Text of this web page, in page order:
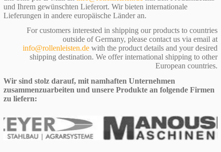
und Ihrem gewünschten Lieferort. Wir bieten internationale
Lieferungen in andere europäische Länder an.
For customers interested in shipping our products to countries
outside of Germany, please contact us via email at
info@rollenleisten.dewith the product details and your desired
shipping destination. We offer international shipping to other
European countries.
Wir sind stolz darauf, mit namhaften Unternehmen
zusammenzuarbeiten und unsere Produkte an folgende Firmen
zu liefern: